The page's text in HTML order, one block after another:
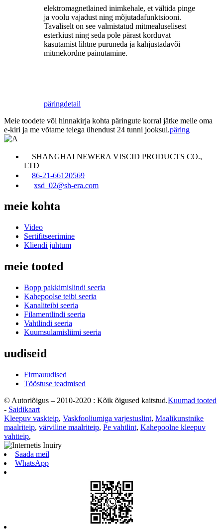
elektromagnetlained inimkehale, et vältida pinge
ja voolu vajadust ning mõjutadafunktsiooni.
Tavaliselt on see valmistatud mitmealuselisest
esterkiust ning seda pole pärast korduvat
kasutamist lihtne puruneda ja kahjustadavõi
mitmekordne painutamine.
päringdetail
Meie toodete või hinnakirja kohta päringute korral jätke meile oma
e-kiri ja me võtame teiega ühendust 24 tunni jooksul.päring
SHANGHAI NEWERA VISCID PRODUCTS CO.,
LTD
86-21-66120569
xsd_02@sh-era.com
meie kohta
Video
Sertifitseerimine
Kliendi juhtum
meie tooted
Bopp pakkimislindi seeria
Kahepoolse teibi seeria
Kanaliteibi seeria
Filamentlindi seeria
Vahtlindi seeria
Kuumsulamisliimi seeria
uudiseid
Firmauudised
Tööstuse teadmised
© Autoriõigus – 2010-2020 : Kõik õigused kaitstud.Kuumad tooted
- Saidikaart
Kleepuv vaskteip, Vaskfooliumiga varjestuslint, Maalikunstnike
maalriteip, värviline maalriteip, Pe vahtlint, Kahepoolne kleepuv
vahtteip,
Saada meil
WhatsApp